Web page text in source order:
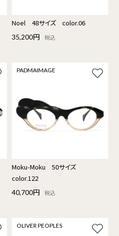
Noel 48サイズ color.06
35,200円 税込
PADMAIMAGE
Moku-Moku 50サイズ
color.122
40,700円 税込
OLIVER PEOPLES